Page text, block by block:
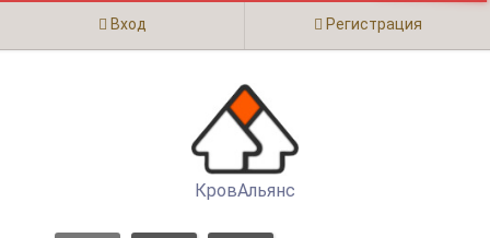
Вход Регистрация
КровАльянс